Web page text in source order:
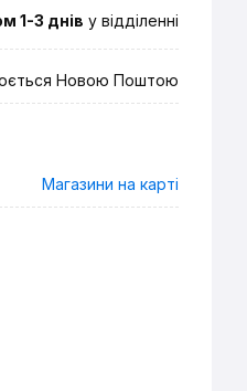
1-3 днів у відділенні
Новою Поштою
Магазини на карті